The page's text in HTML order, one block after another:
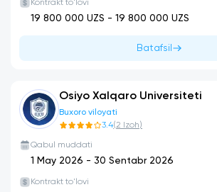
Kontrakt to'lovi
19 800 000 UZS - 19 800 000 UZS
Batafsil
Osiyo Xalqaro Universiteti
Buxoro viloyati
3.4(2 Izoh)
Qabul muddati
1 May 2026 - 30 Sentabr 2026
Kontrakt to'lovi